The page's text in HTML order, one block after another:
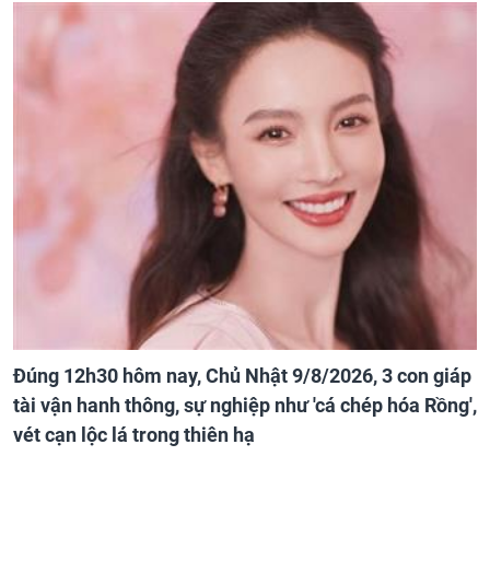
Đúng 12h30 hôm nay, Chủ Nhật 9/8/2026, 3 con giáp
tài vận hanh thông, sự nghiệp như 'cá chép hóa Rồng',
vét cạn lộc lá trong thiên hạ